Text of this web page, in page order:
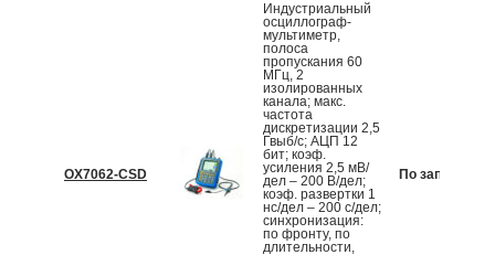
OX7062-CSD
Индустриальный
осциллограф-
мультиметр,
полоса
пропускания 60
МГц, 2
изолированных
канала; макс.
частота
дискретизации 2,5
Гвыб/с; АЦП 12
бит; коэф.
усиления 2,5 мВ/
дел – 200 В/дел;
коэф. развертки 1
нс/дел – 200 с/дел;
синхронизация:
по фронту, по
длительности,
По запросу